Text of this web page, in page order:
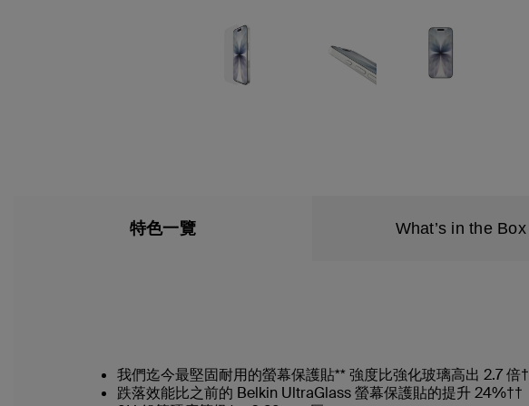
特色一覽 What’s in the Box
我們迄今最堅固耐用的螢幕保護貼** 強度比強化玻璃高出 2.7 倍†
跌落效能比之前的 Belkin UltraGlass 螢幕保護貼的提升 24%††